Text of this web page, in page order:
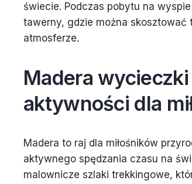
świecie. Podczas pobytu na
tawerny, gdzie można
atmosferze.
Madera
aktywności dla
Madera to raj dla miłośników
aktywnego spędzania czasu na
malownicze szlaki trekkingowe,